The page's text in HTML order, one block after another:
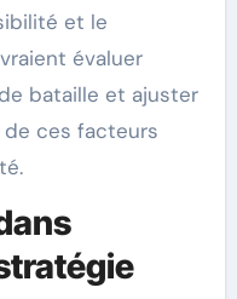
et le
évaluer
bataille et ajuster
ces facteurs